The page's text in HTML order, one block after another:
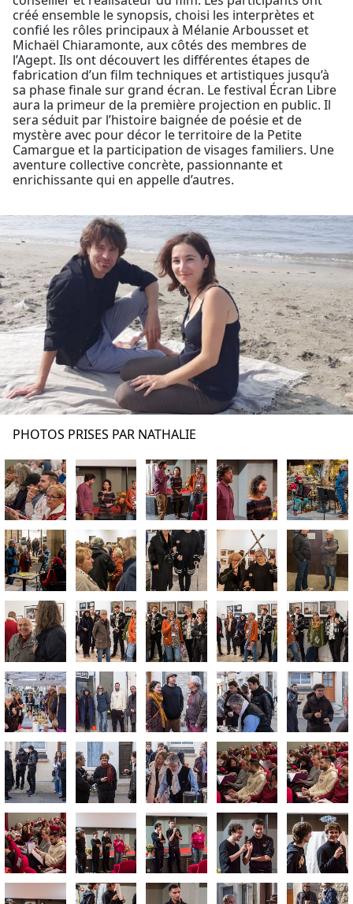
créé ensemble le synopsis, choisi les interprètes et
confié les rôles principaux à Mélanie Arbousset et
Michaël Chiaramonte, aux côtés des membres de
l’Agept. Ils ont découvert les différentes étapes de
fabrication d’un film techniques et artistiques jusqu’à
sa phase finale sur grand écran. Le festival Écran Libre
aura la primeur de la première projection en public. Il
sera séduit par l’histoire baignée de poésie et de
mystère avec pour décor le territoire de la Petite
Camargue et la participation de visages familiers. Une
aventure collective concrète, passionnante et
enrichissante qui en appelle d’autres.
PHOTOS PRISES PAR NATHALIE